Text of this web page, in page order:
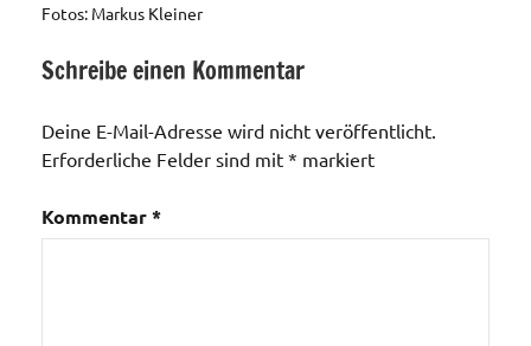
Fotos: Markus Kleiner
Schreibe einen Kommentar
Deine E-Mail-Adresse wird nicht veröffentlicht.
Erforderliche Felder sind mit * markiert
Kommentar*